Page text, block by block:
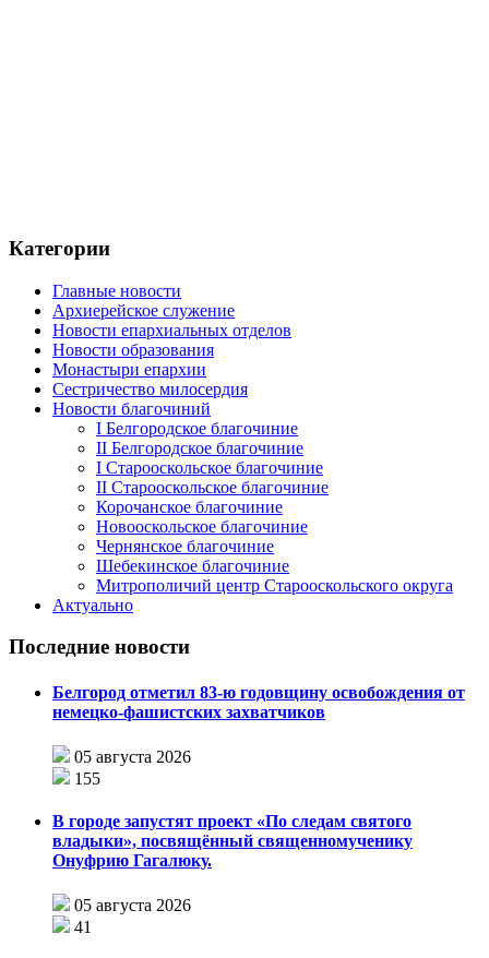
Категории
Главные новости
Архиерейское служение
Новости епархиальных отделов
Новости образования
Монастыри епархии
Сестричество милосердия
Новости благочиний
I Белгородское благочиние
II Белгородское благочиние
I Старооскольское благочиние
II Старооскольское благочиние
Корочанское благочиние
Новооскольское благочиние
Чернянское благочиние
Шебекинское благочиние
Митрополичий центр Старооскольского округа
Актуально
Последние новости
Белгород отметил 83-ю годовщину освобождения от
немецко-фашистских захватчиков
05 августа 2026
155
В городе запустят проект «По следам святого
владыки», посвящённый священномученику
Онуфрию Гагалюку.
05 августа 2026
41